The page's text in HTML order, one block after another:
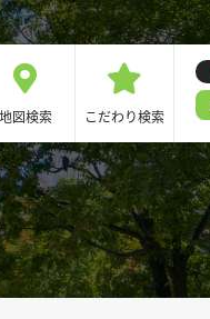
地図検索 こだわり検索